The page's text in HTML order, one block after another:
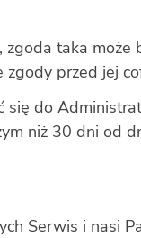
taka
przed jej
do
niż 30 dni od
Serwis i nasi